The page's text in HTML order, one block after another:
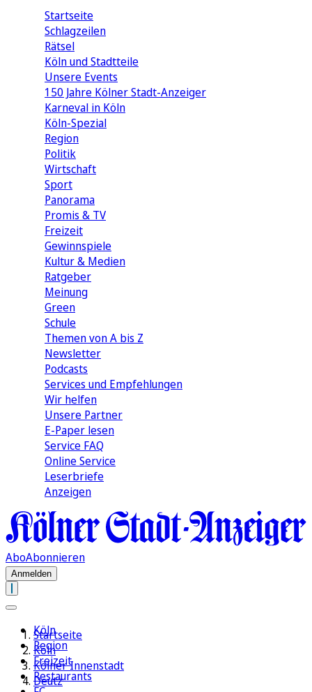
Startseite
Schlagzeilen
Rätsel
Köln und Stadtteile
Unsere Events
150 Jahre Kölner Stadt-Anzeiger
Karneval in Köln
Köln-Spezial
Region
Politik
Wirtschaft
Sport
Panorama
Promis & TV
Freizeit
Gewinnspiele
Kultur & Medien
Ratgeber
Meinung
Green
Schule
Themen von A bis Z
Newsletter
Podcasts
Services und Empfehlungen
Wir helfen
Unsere Partner
E-Paper lesen
Service FAQ
Online Service
Leserbriefe
Anzeigen
AboAbonnieren
Anmelden
Köln
Region
Freizeit
Restaurants
Startseite
Köln
Kölner Innenstadt
Deutz